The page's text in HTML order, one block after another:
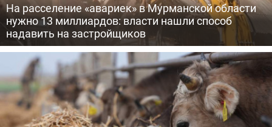
На расселение «авариек» в Мурманской области
нужно 13 миллиардов: власти нашли способ
надавить на застройщиков